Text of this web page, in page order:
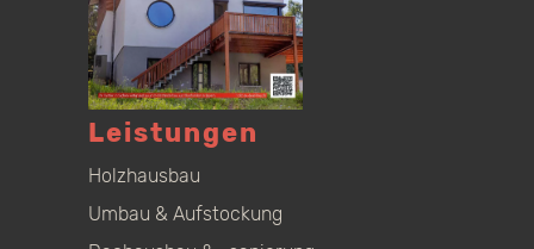
Leistungen
Holzhausbau
Umbau & Aufstockung